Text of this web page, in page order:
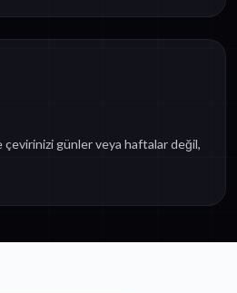
çevirinizi günler veya haftalar değil,